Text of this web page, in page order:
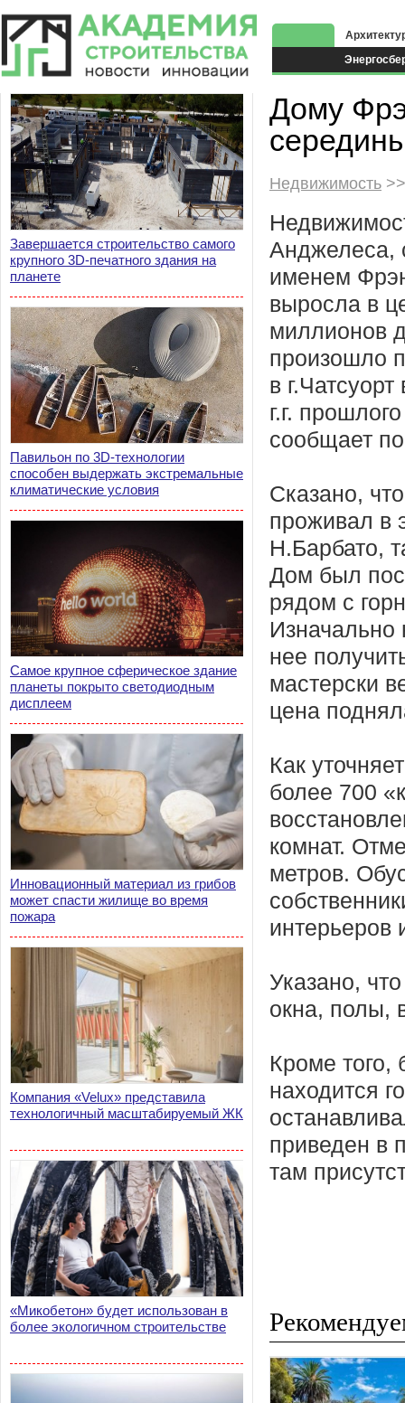
Завершается строительство самого
крупного 3D-печатного здания на
планете
Павильон по 3D-технологии
способен выдержать экстремальные
климатические условия
Самое крупное сферическое здание
планеты покрыто светодиодным
дисплеем
Инновационный материал из грибов
может спасти жилище во время
пожара
Компания «Velux» представила
технологичный масштабируемый ЖК
«Микобетон» будет использован в
более экологичном строительстве
Дому
Недвижимость
Анджелеса,
именем
выросла в
миллионов
произошло
в
г.г.
сообщает
Сказано,
проживал в
Н.Барбато,
Дом был
рядом с
нее
мастерски
цена
Как
более 700
комнат.
метров.
интерьеров
Указано,
окна, полы,
Кроме того,
находится
приведен в
там